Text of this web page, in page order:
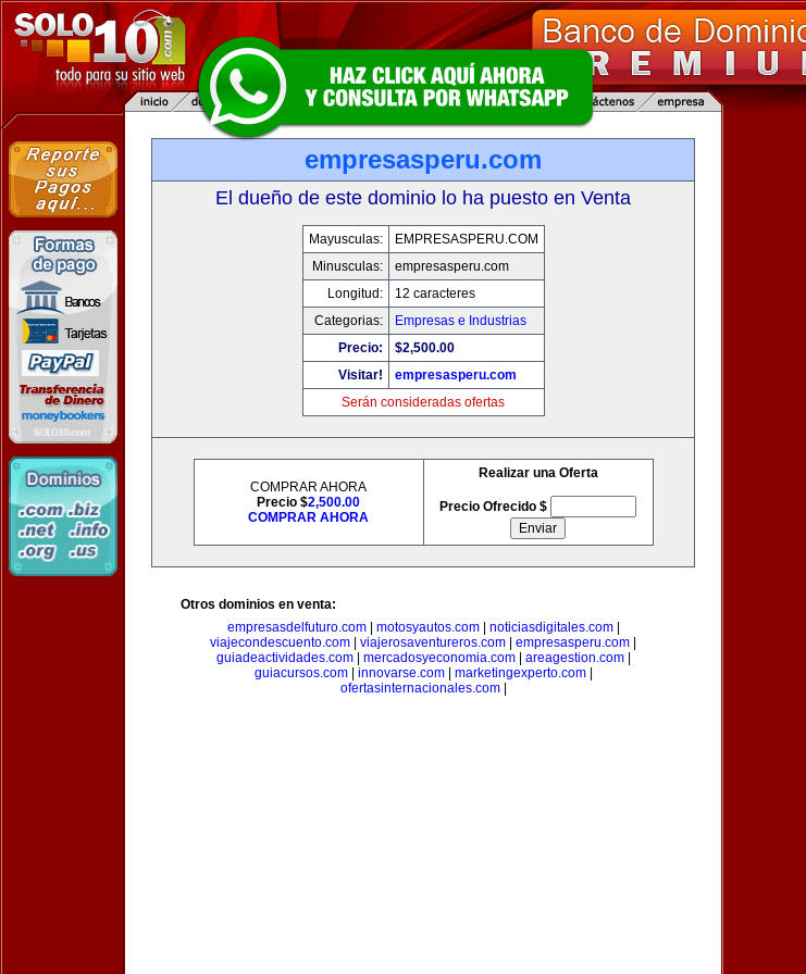
empresasperu.com
El dueño de este dominio lo ha puesto en Venta
Mayusculas:
EMPRESASPERU.COM
Minusculas:
empresasperu.com
Longitud:
12 caracteres
Categorias:
Empresas e Industrias
Precio:
$2,500.00
Visitar!
empresasperu.com
Serán consideradas ofertas
COMPRAR AHORA
Precio $2,500.00
COMPRAR AHORA
Realizar una Oferta
Precio Ofrecido $
Otros dominios en venta:
empresasdelfuturo.com| motosyautos.com| noticiasdigitales.com|
viajecondescuento.com
viajerosaventureros.com empresasperu.com
guiadeactividades.com| mercadosyeconomia.com| areagestion.com|
guiacursos.com| innovarse.com| marketingexperto.com|
ofertasinternacionales.com|